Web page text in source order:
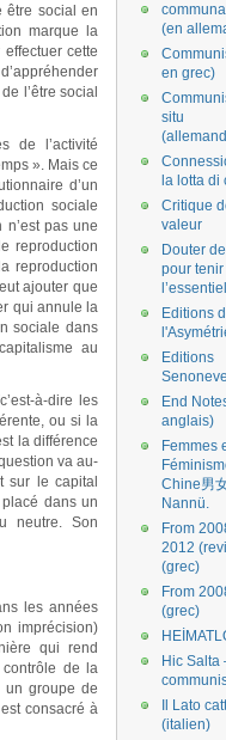
être social en
marque la
cette
l’être social
de l’activité
». Mais ce
d’un
sociale
pas une
reproduction
reproduction
ajouter que
qui annule la
sociale dans
au
à-dire les
ou si la
la différence
va au-
sur le capital
dans un
neutre. Son
les années
imprécision)
qui rend
contrôle de la
un groupe de
consacré à
(en
en grec)
situ
la lotta di
Critique
valeur
Douter
pour tenir
l’essentiel
Editions
Editions
End
anglais)
Femmes
Chine男
Nannü.
From
2012
(grec)
From
(grec)
Hic Salta
Il Lato
(italien)